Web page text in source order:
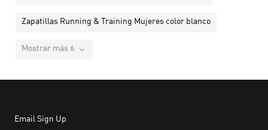
Zapatillas Running & Training Mujeres color blanco
Mostrar más 6